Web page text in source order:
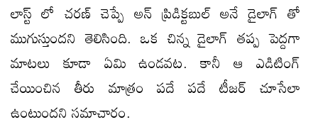
లాస్ట్ లో చరణ్ చెప్పే అన్ ప్రిడిక్టబుల్ అనే డైలాగ్ తో
ముగుస్తుందని తెలిసింది. ఒక చిన్న డైలాగ్ తప్ప పెద్దగా
మాటలు కూడా ఏమి ఉండవట. కానీ ఆ ఎడిటింగ్
చేయించిన తీరు మాత్రం పదే పదే టీజర్ చూసేలా
ఉంటుందని సమాచారం.